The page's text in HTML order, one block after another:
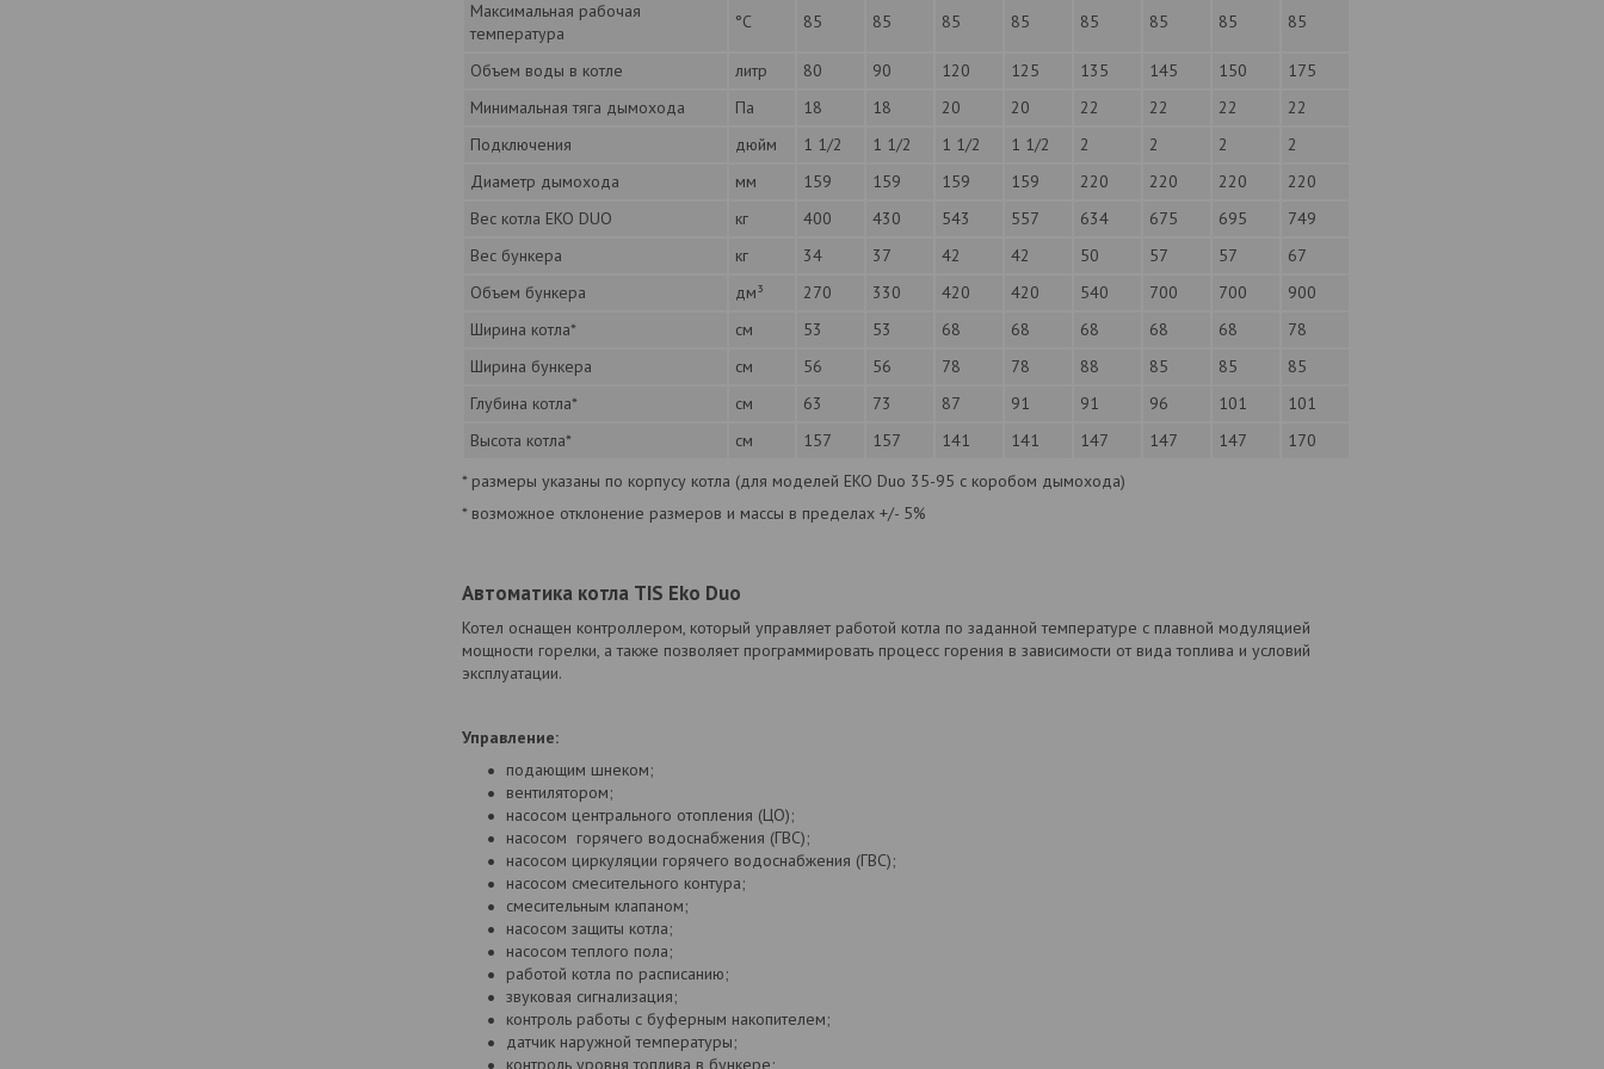
Максимальная рабочая
температура
°С 85 85 85 85 85 85 85 85
Объем воды в котле литр 80 90 120 125 135 145 150
175
Минимальная тяга дымохода
Па 18 18 20 20 22 22 22
22
Подключения
дюйм 1 1/2 1 1/2 1 1/2 1 1/2 2 2 2
2
Диаметр дымохода
мм 159 159 159 159 220 220 220
220
Вес котла EKO DUO
кг 400 430 543 557 634 675 695
749
Вес бункера
кг 34 37 42 42 50 57 57
67
Объем бункера
дм³ 270 330 420 420 540 700 700
900
Ширина котла*
см 53 53 68 68 68 68 68
78
Ширина бункера
см 56 56 78 78 88 85 85
85
Глубина котла*
см 63 73 87 91 91 96 101
101
Высота котла*
см 157 157 141 141 147 147 147
170
* размеры указаны по корпусу котла (для моделей EKO Duo 35-95 с коробом дымохода)
* возможное отклонение размеров и массы в пределах +/- 5%
Автоматика котла TIS Eko Duo
Котел оснащен контроллером, который управляет работой котла по заданной температуре с плавной модуляцией
мощности горелки, а также позволяет программировать процесс горения в зависимости от вида топлива и условий
эксплуатации.
Управление:
подающим шнеком;
вентилятором;
насосом центрального отопления (ЦО);
насосом горячего водоснабжения (ГВС);
насосом циркуляции горячего водоснабжения (ГВС);
насосом смесительного контура;
смесительным клапаном;
насосом защиты котла;
насосом теплого пола;
работой котла по расписанию;
звуковая сигнализация;
контроль работы с буферным накопителем;
датчик наружной температуры;
контроль уровня топлива в бункере;